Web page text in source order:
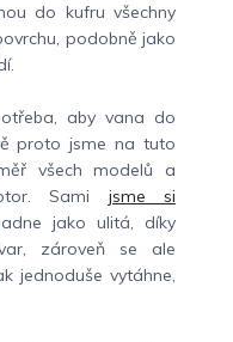
do kufru všechny
podobně jako
aby vana do
proto jsme na tuto
všech modelů a
Sami jsme si
jako ulitá, díky
zároveň se ale
jednoduše vytáhne,